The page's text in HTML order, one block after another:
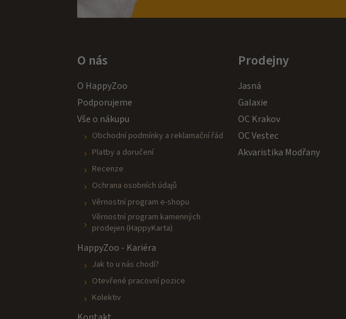
O nás
O HappyZoo
Podporujeme
Vše o nákupu
Obchodní podmínky a reklamační řád
Platby a doručení
Recenze
Ochrana osobních údajů
Věrnostní program e-shopu
Věrnostní program kamenných
prodejen (HappyKarta)
HappyZoo - Kariéra
Jak to u nás chodí?
Otevřené pracovní pozice
Kolektiv
Prodejny
Jasná
Galaxie
OC Krakov
OC Vestec
Akvaristika Modřany